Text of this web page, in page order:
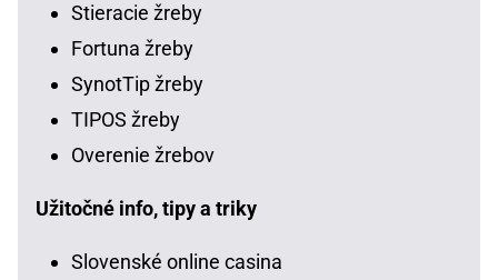
Stieracie žreby
Fortuna žreby
SynotTip žreby
TIPOS žreby
Overenie žrebov
Užitočné info, tipy a triky
Slovenské online casina